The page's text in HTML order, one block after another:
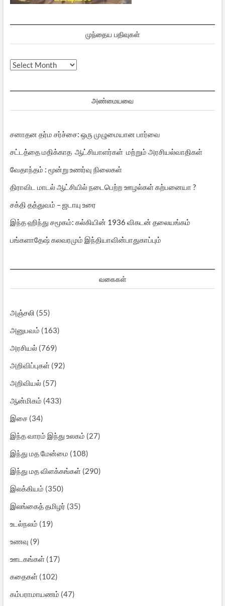
முந்தைய பதிவுகள்
முந்தைய
அண்மையவை
சனாதன தர்ம சர்ச்சை: ஒரு முழுமையான பார்வை
சட்டத்தை மதிக்காத ஆட்சியாளர்கள் மற்றும் அரசியல்வாதிகள்
வேதாந்தம் : மூன்று உணர்வு நிலைகள்
திராவிட மாடல் ஆட்சியில் நடைபெற்ற ஊழல்கள் கற்பனையா ?
சக்தி தத்துவம் – ஜடாயு உரை
இந்த ஹிந்து சமூகம்: கல்கியின் 1936 விகடன் தலையங்கம்
பங்களாதேஷ் கலவரமும் இந்தியாவின்பாதுகாப்பும்
வகைகள்
அஞ்சலி (55)
அனுபவம் (163)
அரசியல்(769)
அறிவிப்புகள்(92)
அறிவியல்(57)
ஆன்மிகம் (433)
இசை(34)
இந்த வாரம் இந்து உலகம் (27)
இந்து மத மேன்மை (108)
இந்து மத விளக்கங்கள்(290)
இலக்கியம் (350)
இலங்கைத் தமிழர் (35)
உடல்நலம் (19)
உணவு (9)
ஊடகங்கள்(17)
கதைகள்(102)
கம்பராமாயணம் (47)